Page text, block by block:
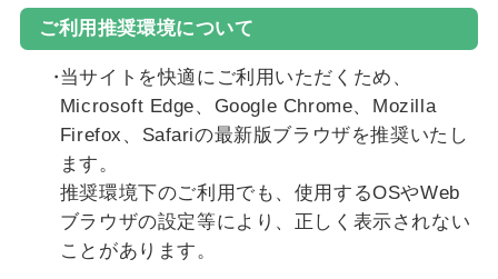
ご利用推奨環境について
当サイトを快適にご利用いただくため、
Microsoft Edge、Google Chrome、Mozilla
Firefox、Safariの最新版ブラウザを推奨いたし
ます。
推奨環境下のご利用でも、使用するOSやWeb
ブラウザの設定等により、正しく表示されない
ことがあります。